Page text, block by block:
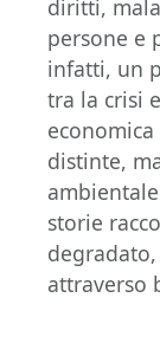
diritti,
persone e
infatti, un
tra la crisi
distinte,
storie
attraverso